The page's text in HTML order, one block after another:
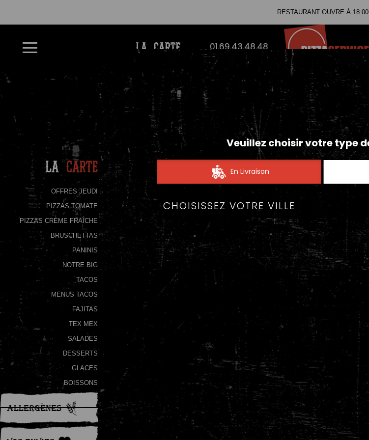
RESTAURANT OUVRE À 18:00
LA CARTE 01.69.43.48.48
Allergènes
Qualité
C.G.V
Contact
Mentions
Légales
Mobile
Programme
Fidélité
Vos
Avis
Zones
de
Livraison
La Carte
OFFRES JEUDI
PIZZAS TOMATE
PIZZAS CRÈME FRAÎCHE
BRUSCHETTAS
PANINIS
NOTRE BIG
TACOS
MENUS TACOS
FAJITAS
TEX MEX
SALADES
DESSERTS
GLACES
BOISSONS
Allergènes
NOTRE BIG